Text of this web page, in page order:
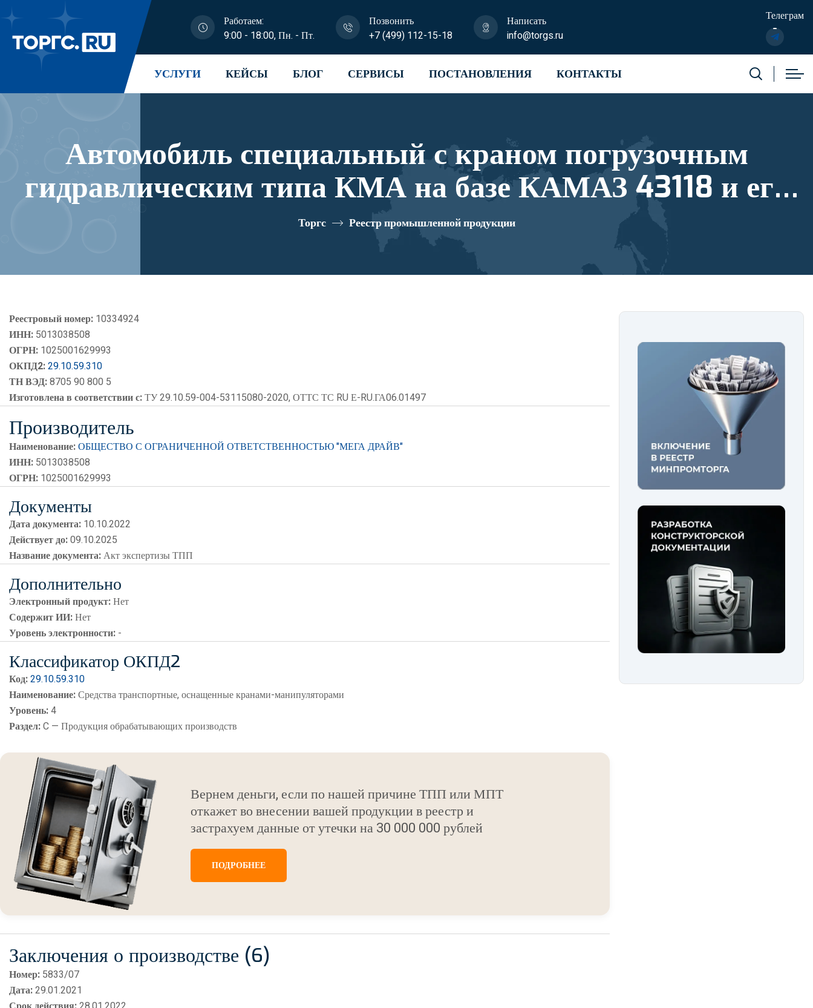
Работаем:
9:00 - 18:00, Пн. - Пт.
Позвонить
+7 (499) 112-15-18
Написать
info@torgs.ru
Телеграм
УСЛУГИ КЕЙСЫ БЛОГ СЕРВИСЫ ПОСТАНОВЛЕНИЯ КОНТАКТЫ
Автомобиль специальный с краном погрузочным
гидравлическим типа КМА на базе КАМАЗ 43118 и его
модификации 41K03N-Z153 реестровый номер 10334924
Торгс Реестр промышленной продукции
Реестровый номер: 10334924
ИНН: 5013038508
ОГРН: 1025001629993
ОКПД2:29.10.59.310
ТН ВЭД:8705 90 800 5
Изготовлена в соответствии с:ТУ 29.10.59-004-53115080-2020, ОТТС ТС RU Е-RU.ГА06.01497
Производитель
Наименование:ОБЩЕСТВО С ОГРАНИЧЕННОЙ ОТВЕТСТВЕННОСТЬЮ "МЕГА ДРАЙВ"
ИНН: 5013038508
ОГРН: 1025001629993
Документы
Дата документа: 10.10.2022
Действует до:09.10.2025
Название документа:Акт экспертизы ТПП
Дополнительно
Электронный продукт:Нет
Содержит ИИ:Нет
Уровень электронности: -
Классификатор ОКПД2
Код:29.10.59.310
Наименование:Средства транспортные, оснащенные кранами-манипуляторами
Уровень:4
Раздел:C — Продукция обрабатывающих производств
Вернем деньги, если по нашей причине ТПП или МПТ
откажет во внесении вашей продукции в реестр и
застрахуем данные от утечки на 30 000 000 рублей
ПОДРОБНЕЕ
Заключения о производстве (6)
Номер: 5833/07
Дата:29.01.2021